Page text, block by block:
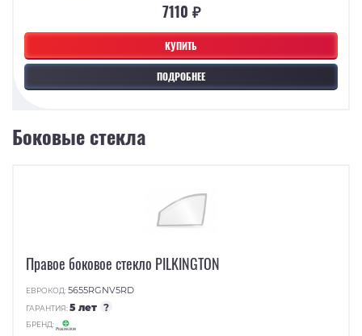
КУПИТЬ
ПОДРОБНЕЕ
7110 ₽
Боковые стекла
Правое боковое стекло PILKINGTON
ЕВРОКОД:5655RGNV5RD
ГАРАНТИЯ:5 лет ?
БРЕНД: